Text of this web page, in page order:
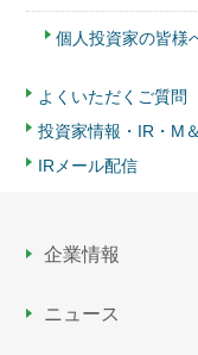
個人投資家の皆様
よくいただくご質問
投資家情報・IR・M
IRメール配信
企業情報
ニュース